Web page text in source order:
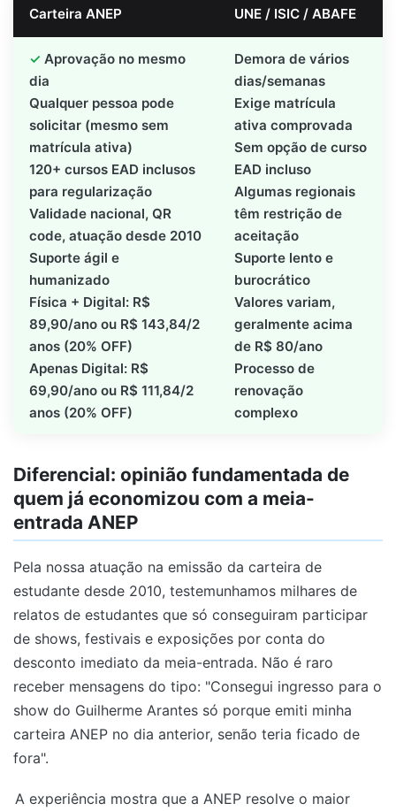
Carteira ANEP UNE / ISIC / ABAFE
Aprovação no mesmo
dia
Qualquer pessoa pode
solicitar (mesmo sem
matrícula ativa)
120+ cursos EAD inclusos
para regularização
Validade nacional, QR
code, atuação desde 2010
Suporte ágil e
humanizado
Física + Digital: R$
89,90/ano ou R$ 143,84/2
anos (20% OFF)
Apenas Digital: R$
69,90/ano ou R$ 111,84/2
anos (20% OFF)
Demora de vários
dias/semanas
Exige matrícula
ativa comprovada
Sem opção de curso
EAD incluso
Algumas regionais
têm restrição de
aceitação
Suporte lento e
burocrático
Valores variam,
geralmente acima
de R$ 80/ano
Processo de
renovação
complexo
Diferencial: opinião fundamentada de
quem já economizou com a meia-
entrada ANEP
Pela nossa atuação na emissão da carteira de
estudante desde 2010, testemunhamos milhares de
relatos de estudantes que só conseguiram participar
de shows, festivais e exposições por conta do
desconto imediato da meia-entrada. Não é raro
receber mensagens do tipo: "Consegui ingresso para o
show do Guilherme Arantes só porque emiti minha
carteira ANEP no dia anterior, senão teria ficado de
fora".
A experiência mostra que a ANEP resolve o maior